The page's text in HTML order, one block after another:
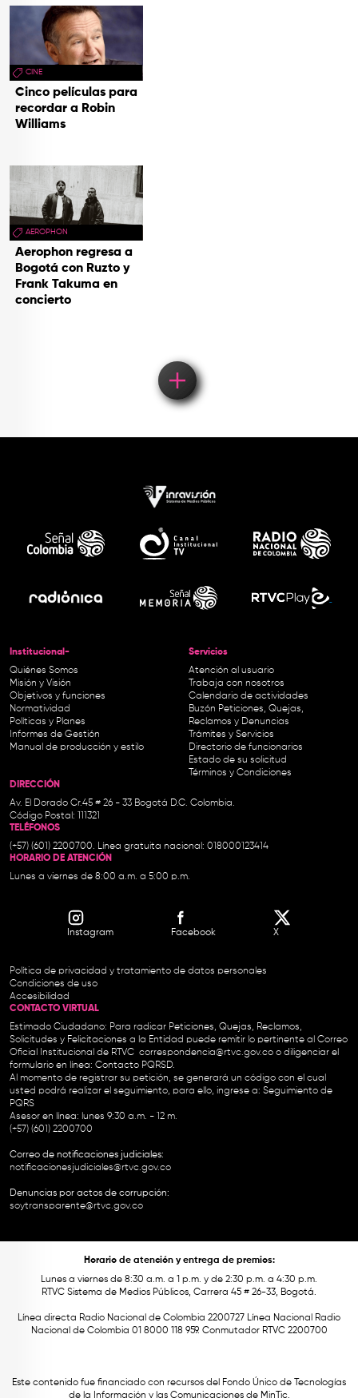
CINE
Cinco películas para
recordar a Robin
Williams
AEROPHON
Aerophon regresa a
Bogotá con Ruzto y
Frank Takuma en
concierto
Institucional-
Quiénes Somos
Misión y Visión
Objetivos y funciones
Normatividad
Políticas y Planes
Informes de Gestión
Manual de producción y estilo
Servicios
Atención al usuario
Trabaja con nosotros
Calendario de actividades
Buzón Peticiones, Quejas,
Reclamos y Denuncias
Trámites y Servicios
Directorio de funcionarios
Estado de su solicitud
Términos y Condiciones
DIRECCIÓN
Av. El Dorado Cr.45 # 26 - 33 Bogotá D.C. Colombia.
Código Postal: 111321
TELÉFONOS
(+57) (601) 2200700. Línea gratuita nacional: 018000123414
HORARIO DE ATENCIÓN
Lunes a viernes de 8:00 a.m. a 5:00 p.m.
Instagram Facebook X
Política de privacidad y tratamiento de datos personales
Condiciones de uso
Accesibilidad
CONTACTO VIRTUAL
Estimado Ciudadano: Para radicar Peticiones, Quejas, Reclamos,
Solicitudes y Felicitaciones a la Entidad puede remitir lo pertinente al Correo
Oficial Institucional de RTVC correspondencia@rtvc.gov.co o diligenciar el
formulario en línea: Contacto PQRSD.
Al momento de registrar su petición, se generará un código con el cual
usted podrá realizar el seguimiento, para ello, ingrese a: Seguimiento de
PQRS
Asesor en línea: lunes 9:30 a.m. - 12 m.
(+57) (601) 2200700
Correo de notificaciones judiciales:
notificacionesjudiciales@rtvc.gov.co
Denuncias por actos de corrupción:
soytransparente@rtvc.gov.co
Horario de atención y entrega de premios:
Lunes a viernes de 8:30 a.m. a 1 p.m. y de 2:30 p.m. a 4:30 p.m.
RTVC Sistema de Medios Públicos, Carrera 45 # 26-33, Bogotá.
Línea directa Radio Nacional de Colombia 2200727 Línea Nacional Radio
Nacional de Colombia 01 8000 118 959. Conmutador RTVC 2200700
Este contenido fue financiado con recursos del Fondo Único de Tecnologías
de la Información y las Comunicaciones de MinTic.